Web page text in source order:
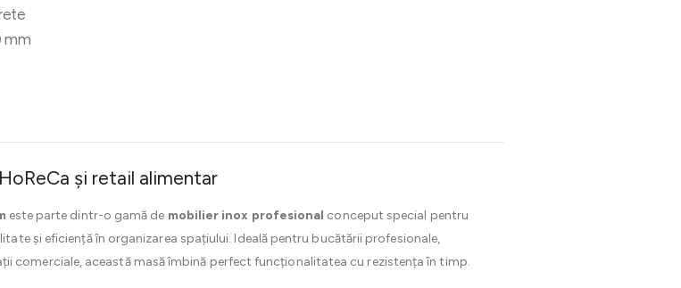
mm
și retail alimentar
este parte dintr-o gamă de mobilier inox profesional conceput special pentru
și eficiență în organizarea spațiului. Ideală pentru bucătării profesionale,
comerciale, această masă îmbină perfect funcționalitatea cu rezistența în timp.